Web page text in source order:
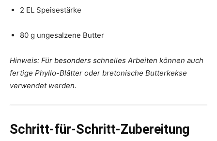
2 EL Speisestärke
80 g ungesalzene Butter
Hinweis: Für besonders schnelles Arbeiten können auch
fertige Phyllo-Blätter oder bretonische Butterkekse
verwendet werden.
Schritt-für-Schritt-Zubereitung